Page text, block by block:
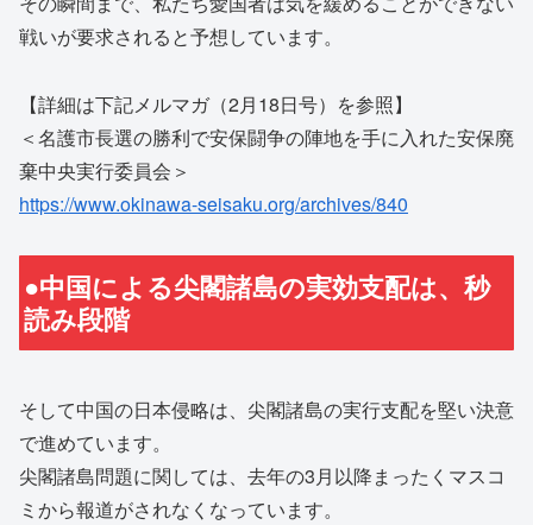
戦いが要求されると予想しています。
【詳細は下記メルマガ（2月18日号）を参照】
＜名護市長選の勝利で安保闘争の陣地を手に入れた安保廃
棄中央実行委員会＞
https://www.okinawa-seisaku.org/archives/840
●中国による尖閣諸島の実効支配は、秒
読み段階
そして中国の日本侵略は、尖閣諸島の実行支配を堅い決意
で進めています。
尖閣諸島問題に関しては、去年の3月以降まったくマスコ
ミから報道がされなくなっています。